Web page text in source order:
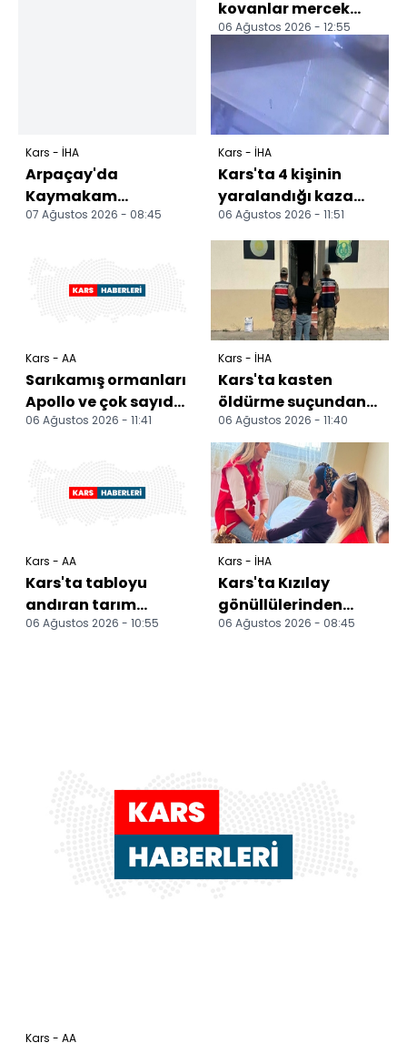
Kars - İHA
Arpaçay'da
Kaymakam
Güvenç'ten üretim
07 Ağustos 2026 - 08:45
kovanlar mercek
altında: Üreticilere
yerinde teknik
destek
06 Ağustos 2026 - 12:55
Kars - İHA
Kars'ta 4 kişinin
yaralandığı kaza
güvenlik
kamerasında
06 Ağustos 2026 - 11:51
Kars - AA
Sarıkamış ormanları
Apollo ve çok sayıda
türden kelebeğe ev
06 Ağustos 2026 - 11:41
Kars - İHA
Kars'ta kasten
öldürme suçundan
aranan hükümlü
JASAT
operasyonuyla
yakaland...
06 Ağustos 2026 - 11:40
Kars - AA
Kars'ta tabloyu
andıran tarım
arazileri dronla
06 Ağustos 2026 - 10:55
Kars - İHA
Kars'ta Kızılay
gönüllülerinden
anlamlı hizmet: Evde
06 Ağustos 2026 - 08:45
Kars - AA